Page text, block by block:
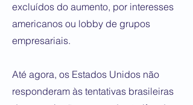
excluídos do aumento, por interesses
americanos ou lobby de grupos
empresariais.
Até agora, os Estados Unidos não
responderam às tentativas brasileiras